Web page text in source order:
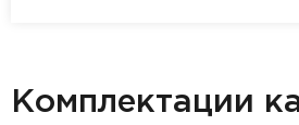
Комплектации